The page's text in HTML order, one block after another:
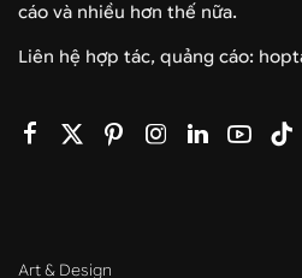
cáo và nhiều hơn thế nữa.
Liên hệ hợp tác, quảng cáo:
Art & Design